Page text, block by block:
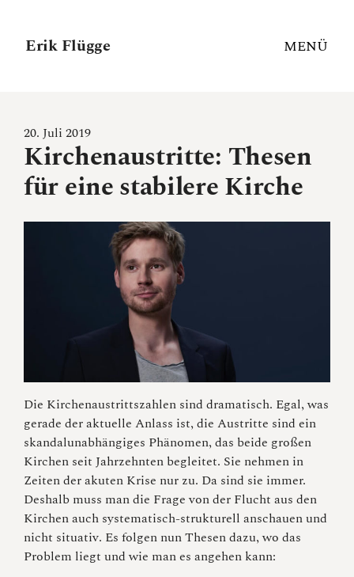
Erik Flügge MENÜ
20. Juli 2019
Kirchenaustritte: Thesen
für eine stabilere Kirche
Die Kirchenaustrittszahlen sind dramatisch. Egal, was
gerade der aktuelle Anlass ist, die Austritte sind ein
skandalunabhängiges Phänomen, das beide großen
Kirchen seit Jahrzehnten begleitet. Sie nehmen in
Zeiten der akuten Krise nur zu. Da sind sie immer.
Deshalb muss man die Frage von der Flucht aus den
Kirchen auch systematisch-strukturell anschauen und
nicht situativ. Es folgen nun Thesen dazu, wo das
Problem liegt und wie man es angehen kann: